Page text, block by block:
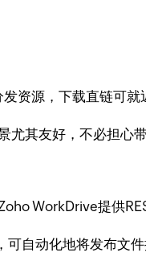
资源，下载直链可
尤其友好，不必担心
WorkDrive提供
自动化地将发布文